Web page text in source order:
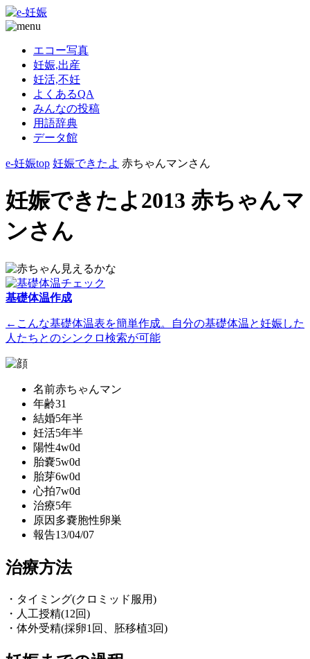
エコー写真
妊娠,出産
妊活,不妊
よくあるQA
みんなの投稿
用語辞典
データ館
e-妊娠top 妊娠できたよ 赤ちゃんマンさん
妊娠できたよ2013 赤ちゃんマ
ンさん
基礎体温作成
←こんな基礎体温表を簡単作成。自分の基礎体温と妊娠した
人たちとのシンクロ検索が可能
名前赤ちゃんマン
年齢31
結婚5年半
妊活5年半
陽性4w0d
胎嚢5w0d
胎芽6w0d
心拍7w0d
治療5年
原因 多嚢胞性卵巣
報告13/04/07
治療方法
・タイミング(クロミッド服用)
・人工授精(12回)
・体外受精(採卵1回、胚移植3回)